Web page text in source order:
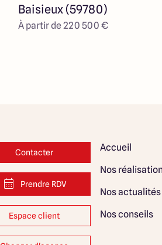
Baisieux (59780)
À partir de 220 500 €
Contacter
Prendre RDV
Espace client
Accueil
Nos
Nos actualités
Nos conseils